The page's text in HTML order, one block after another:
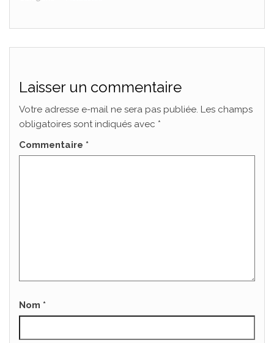
Laisser un commentaire
Votre adresse e-mail ne sera pas publiée. Les champs
obligatoires sont indiqués avec *
Commentaire *
Nom *